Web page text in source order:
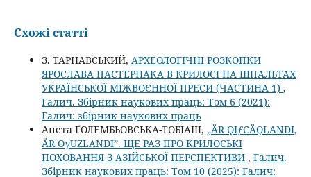
Схожі статті
З. ТАРНАВСЬКИЙ, АРХЕОЛОГІЧНІ РОЗКОПКИ
ЯРОСЛАВА ПАСТЕРНАКА В КРИЛОСІ НА ШПАЛЬТАХ
УКРАЇНСЬКОЇ МІЖВОЄННОЇ ПРЕСИ (ЧАСТИНА 1) ,
Галич. Збірник наукових праць: Том 6 (2021):
Галич: збірник наукових праць
Анета ҐОЛЕМБЬОВСЬКА-ТОБІАШ, „ÄR QIƒСÄQLANDI,
ÄR OγUZLANDI”. ЩЕ РАЗ ПРО КРИЛОСЬКІ
ПОХОВАННЯ З АЗІЙСЬКОЇ ПЕРСПЕКТИВИ , Галич.
Збірник наукових праць: Том 10 (2025): Галич: